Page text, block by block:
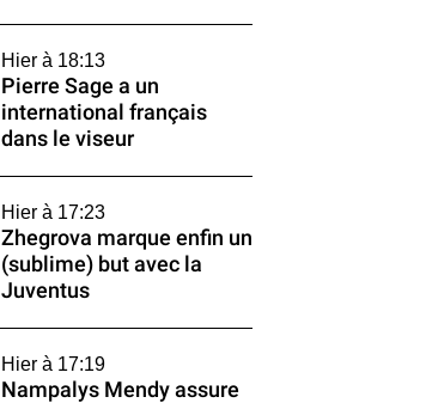
Hier à 18:13
Pierre Sage a un
international français
dans le viseur
Hier à 17:23
Zhegrova marque enfin un
(sublime) but avec la
Juventus
Hier à 17:19
Nampalys Mendy assure